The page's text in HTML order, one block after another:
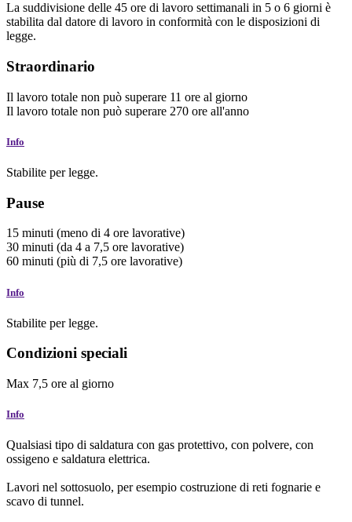
La suddivisione delle 45 ore di lavoro settimanali in 5 o 6 giorni è
stabilita dal datore di lavoro in conformità con le disposizioni di
legge.
Straordinario
Il lavoro totale non può superare 11 ore al giorno
Il lavoro totale non può superare 270 ore all'anno
Info
Stabilite per legge.
Pause
15 minuti (meno di 4 ore lavorative)
30 minuti (da 4 a 7,5 ore lavorative)
60 minuti (più di 7,5 ore lavorative)
Info
Stabilite per legge.
Condizioni speciali
Max 7,5 ore al giorno
Info
Qualsiasi tipo di saldatura con gas protettivo, con polvere, con
ossigeno e saldatura elettrica.
Lavori nel sottosuolo, per esempio costruzione di reti fognarie e
scavo di tunnel.